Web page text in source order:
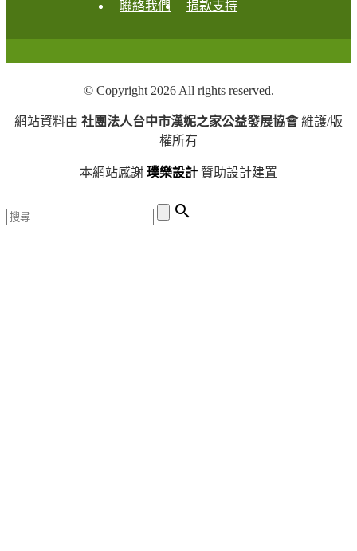
聯絡我們 捐款支持
© Copyright 2026 All rights reserved.
網站資料由 社團法人台中市漢妮之家公益發展協會維護/版
權所有
本網站感謝 璞樂設計 贊助設計建置
